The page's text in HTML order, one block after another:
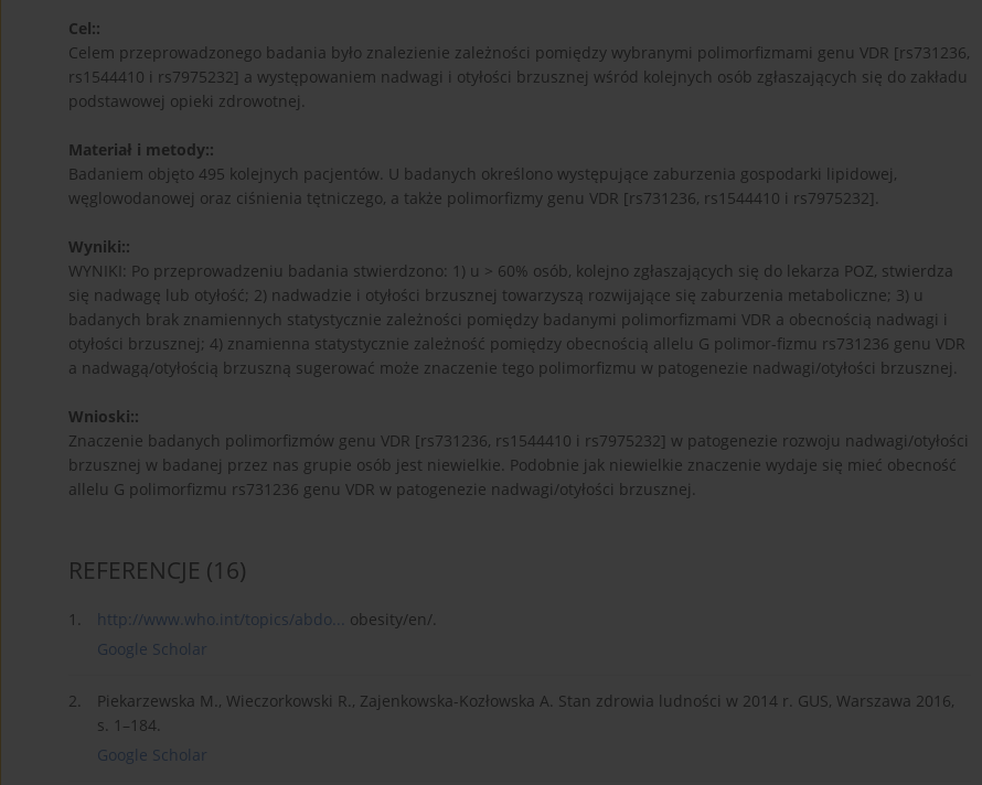
Cel::
Celem przeprowadzonego badania było znalezienie zależności pomiędzy wybranymi polimorfizmami genu VDR [rs731236,
rs1544410 i rs7975232] a występowaniem nadwagi i otyłości brzusznej wśród kolejnych osób zgłaszających się do zakładu
podstawowej opieki zdrowotnej.
Materiał i metody::
Badaniem objęto 495 kolejnych pacjentów. U badanych określono występujące zaburzenia gospodarki lipidowej,
węglowodanowej oraz ciśnienia tętniczego, a także polimorfizmy genu VDR [rs731236, rs1544410 i rs7975232].
Wyniki::
WYNIKI: Po przeprowadzeniu badania stwierdzono: 1) u > 60% osób, kolejno zgłaszających się do lekarza POZ, stwierdza
się nadwagę lub otyłość; 2) nadwadzie i otyłości brzusznej towarzyszą rozwijające się zaburzenia metaboliczne; 3) u
badanych brak znamiennych statystycznie zależności pomiędzy badanymi polimorfizmami VDR a obecnością nadwagi i
otyłości brzusznej; 4) znamienna statystycznie zależność pomiędzy obecnością allelu G polimor-fizmu rs731236 genu VDR
a nadwagą/otyłością brzuszną sugerować może znaczenie tego polimorfizmu w patogenezie nadwagi/otyłości brzusznej.
Wnioski::
Znaczenie badanych polimorfizmów genu VDR [rs731236, rs1544410 i rs7975232] w patogenezie rozwoju nadwagi/otyłości
brzusznej w badanej przez nas grupie osób jest niewielkie. Podobnie jak niewielkie znaczenie wydaje się mieć obecność
allelu G polimorfizmu rs731236 genu VDR w patogenezie nadwagi/otyłości brzusznej.
REFERENCJE (16)
1. http://www.who.int/topics/abdo... obesity/en/.
Google Scholar
2.
Piekarzewska M., Wieczorkowski R., Zajenkowska-Kozłowska A. Stan zdrowia ludności w 2014 r. GUS, Warszawa 2016,
s. 1–184.
Google Scholar